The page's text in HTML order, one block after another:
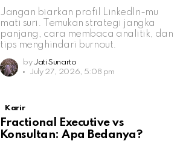
Jangan biarkan profil LinkedIn-mu
mati suri. Temukan strategi jangka
panjang, cara membaca analitik, dan
tips menghindari burnout.
by Jati Sunarto
July 27, 2026, 5:08 pm
Karir
Fractional Executive vs
Konsultan: Apa Bedanya?